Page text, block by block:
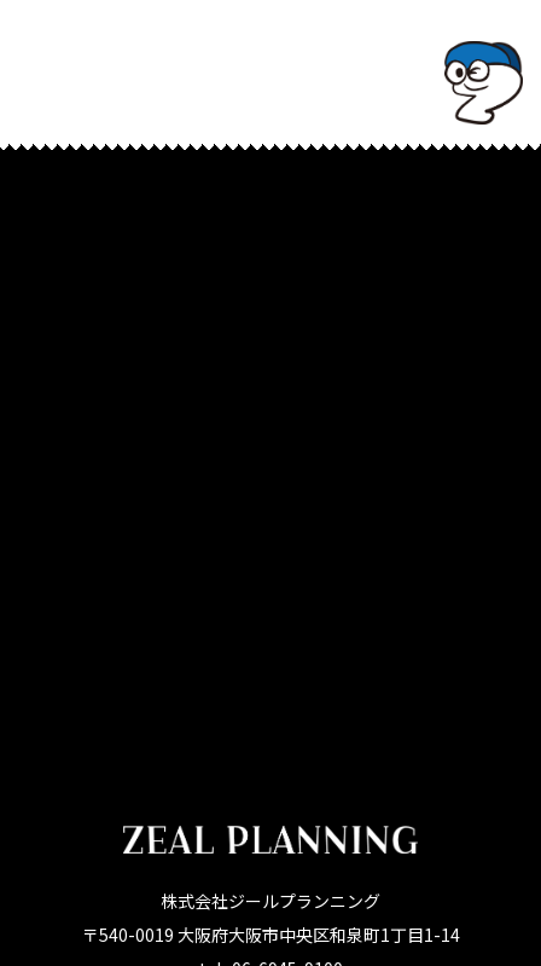
株式会社ジールプランニング
〒540-0019 大阪府大阪市中央区和泉町1丁目1-14